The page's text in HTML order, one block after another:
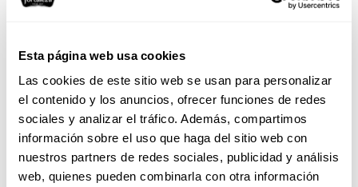
Esta página web usa cookies
Las cookies de este sitio web se usan para personalizar
el contenido y los anuncios, ofrecer funciones de redes
sociales y analizar el tráfico. Además, compartimos
información sobre el uso que haga del sitio web con
nuestros partners de redes sociales, publicidad y análisis
web, quienes pueden combinarla con otra información
Pago seguro
Transacciones cifradas SSL
Descripción
Detalles de producto